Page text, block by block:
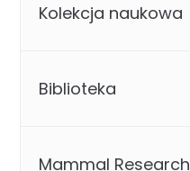
Kolekcja naukowa
Biblioteka
Mammal Research